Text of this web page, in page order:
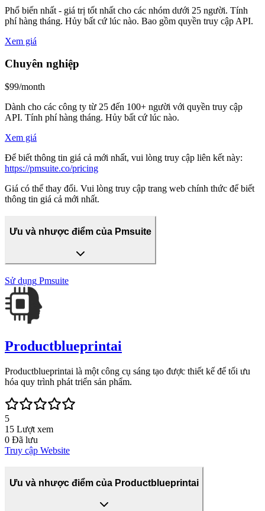
Phổ biến nhất - giá trị tốt nhất cho các nhóm dưới 25 người. Tính
phí hàng tháng. Hủy bất cứ lúc nào. Bao gồm quyền truy cập API.
Xem giá
Chuyên nghiệp
$99/month
Dành cho các công ty từ 25 đến 100+ người với quyền truy cập
API. Tính phí hàng tháng. Hủy bất cứ lúc nào.
Xem giá
Để biết thông tin giá cả mới nhất, vui lòng truy cập liên kết này:
https://pmsuite.co/pricing
Giá có thể thay đổi. Vui lòng truy cập trang web chính thức để biết
thông tin giá cả mới nhất.
Ưu và nhược điểm của Pmsuite
Sử dụng Pmsuite
Productblueprintai
Productblueprintai là một công cụ sáng tạo được thiết kế để tối ưu
hóa quy trình phát triển sản phẩm.
5
15 Lượt xem
0 Đã lưu
Truy cập Website
Ưu và nhược điểm của Productblueprintai